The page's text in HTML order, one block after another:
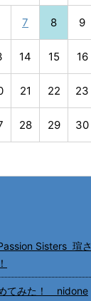
7 8 9
14 15 16
21 22 23
28 29 30
Sisters 瑄さ
てみた！ nidone